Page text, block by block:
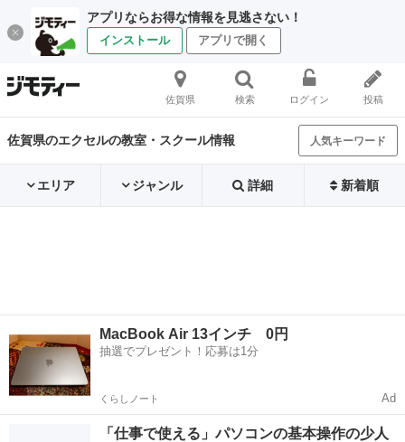
アプリならお得な情報を見逃さない！
インストール アプリで開く
佐賀県 検索 ログイン 投稿
佐賀県のエクセルの教室・スクール情報 人気キーワード
エリア ジャンル 詳細 新着順
MacBook Air 13インチ 0円
抽選でプレゼント！応募は1分
くらしノート Ad
「仕事で使える」パソコンの基本操作の少人